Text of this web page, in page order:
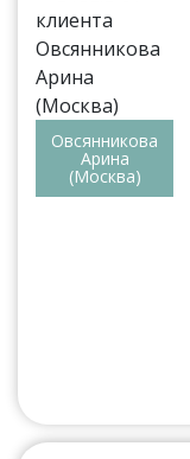
Овсянникова
Арина
(Москва)